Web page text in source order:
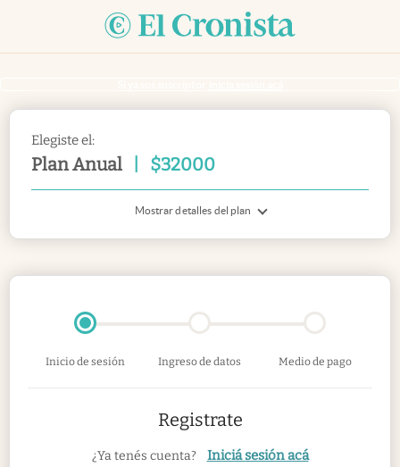
Elegiste el:
Plan Anual $32000
Mostrar detalles del plan
Inicio de sesión Ingreso de datos Medio de pago
Registrate
¿Ya tenés cuenta? Iniciá sesión acá